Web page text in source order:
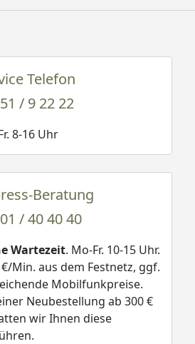
Telefon
/ 9 22 22
8-16 Uhr
Beratung
/ 40 40 40
Wartezeit. Mo-Fr. 10-15 Uhr.
Min. aus dem Festnetz, ggf.
Mobilfunkpreise.
Neubestellung ab 300 €
wir Ihnen diese